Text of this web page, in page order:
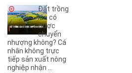
8B(3)
8KC(1)
9A(1)
9KC(1)
A(7)
A Dừa(5)
Đất trồng
lúa có
được
chuyển
nhượng không? Cá
nhân không trực
tiếp sản xuất nông
nghiệp nhận ...